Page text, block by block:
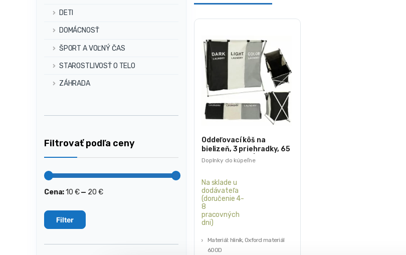
Doplnky do kúpeľne
Oddeľovací kôš na
bielizeň, 3 priehradky, 65
x 36,5 x 58 cm | 135 l
Na sklade u
dodávateľa
(doručenie 4-
8
pracovných
dni)
Materiál: hliník, Oxford materiál
600D
DETI
DOMÁCNOSŤ
ŠPORT A VOĽNÝ ČAS
STAROSTLIVOSŤ O TELO
ZÁHRADA
Filtrovať podľa ceny
Minimálna
Maximálna
Filter
Cena:10 €— 20 €